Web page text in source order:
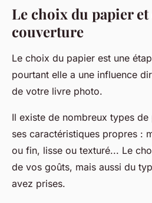
Le choix du papier et
couverture
Le choix du papier est une
pourtant elle a une influence
de votre livre photo.
Il existe de nombreux types
ses caractéristiques propres :
ou fin, lisse ou texturé... Le
de vos goûts, mais aussi du
avez prises.